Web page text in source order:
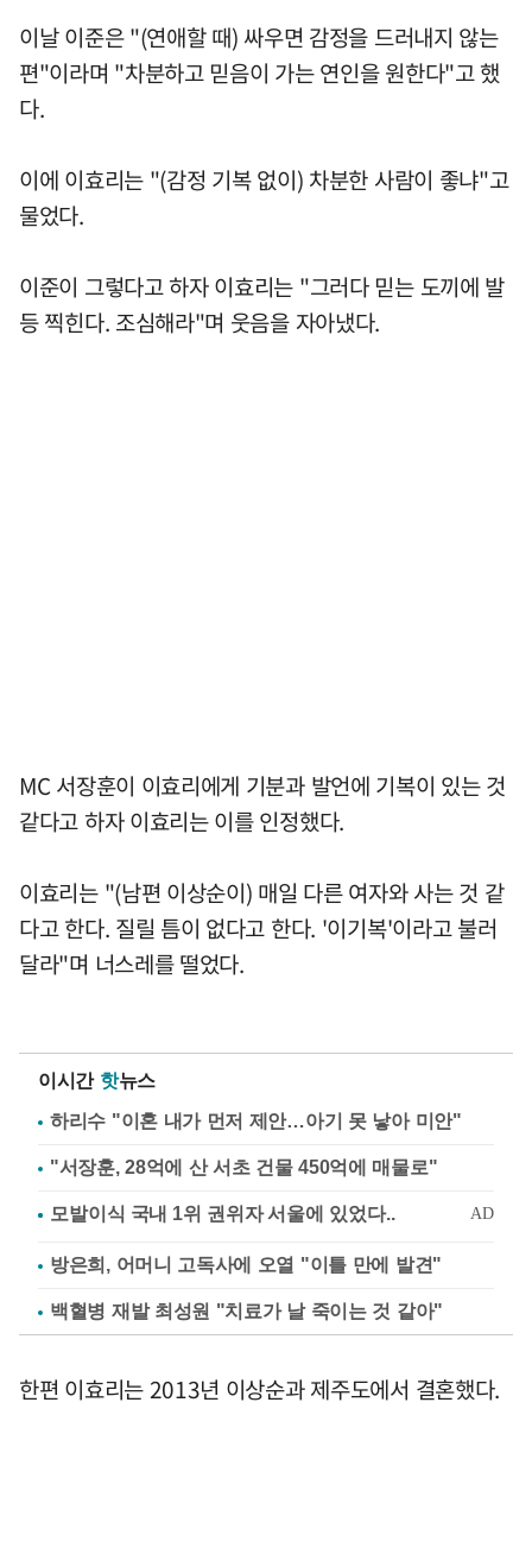
이날 이준은 "(연애할 때) 싸우면 감정을 드러내지 않는
편"이라며 "차분하고 믿음이 가는 연인을 원한다"고 했
다.
이에 이효리는 "(감정 기복 없이) 차분한 사람이 좋냐"고
물었다.
이준이 그렇다고 하자 이효리는 "그러다 믿는 도끼에 발
등 찍힌다. 조심해라"며 웃음을 자아냈다.
MC 서장훈이 이효리에게 기분과 발언에 기복이 있는 것
같다고 하자 이효리는 이를 인정했다.
이효리는 "(남편 이상순이) 매일 다른 여자와 사는 것 같
다고 한다. 질릴 틈이 없다고 한다. '이기복'이라고 불러
달라"며 너스레를 떨었다.
이시간 핫뉴스
하리수 "이혼 내가 먼저 제안…아기 못 낳아 미안"
"서장훈, 28억에 산 서초 건물 450억에 매물로"
방은희, 어머니 고독사에 오열 "이틀 만에 발견"
백혈병 재발 최성원 "치료가 날 죽이는 것 같아"
한편 이효리는 2013년 이상순과 제주도에서 결혼했다.